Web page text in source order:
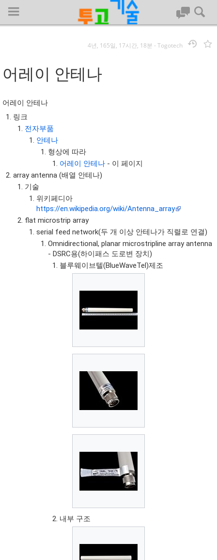
대문
회사명 :
투고기술
| 대표 : 김명기 | 사업자번호 : 142-08-78939
전화 : 031-8065-5299 | 주소 : (16954)) 경기도 용인시 기흥구 흥덕1
로 13, B동(complex동) 1213호(영덕동,흥덕IT밸리)
COPYRIGHT (C) 투고기술 ALL RIGHTS RESEVED
투고기술 위키 저작권
4년, 165일, 17시간, 18분 -Togotech
어레이 안테나
어레이 안테나
링크
전자부품
안테나
형상에 따라
어레이 안테나 - 이 페이지
array antenna (배열 안테나)
기술
위키페디아
https://en.wikipedia.org/wiki/Antenna_array
flat microstrip array
serial feed network(두 개 이상 안테나가 직렬로 연결)
Omnidirectional, planar microstripline array antenna
- DSRC용(하이패스 도로변 장치)
블루웨이브텔(BlueWaveTel)제조
내부 구조